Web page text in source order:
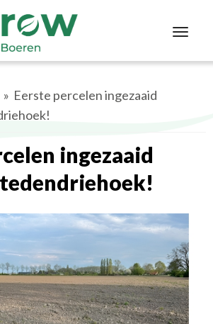
» Eerste percelen ingezaaid
!
ingezaaid
!